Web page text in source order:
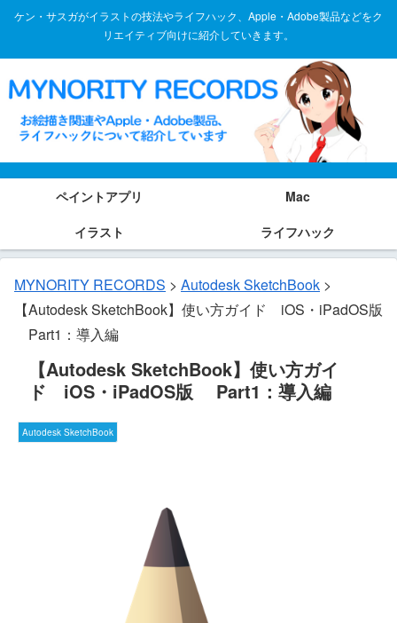
ケン・サスガがイラストの技法やライフハック、Apple・Adobe製品などをク
リエイティブ向けに紹介していきます。
ペイントアプリ
Mac
イラスト
ライフハック
MYNORITY RECORDS > Autodesk SketchBook >
【Autodesk SketchBook】使い方ガイド iOS・iPadOS版
Part1：導入編
【Autodesk SketchBook】使い方ガイ
ド iOS・iPadOS版 Part1：導入編
Autodesk SketchBook